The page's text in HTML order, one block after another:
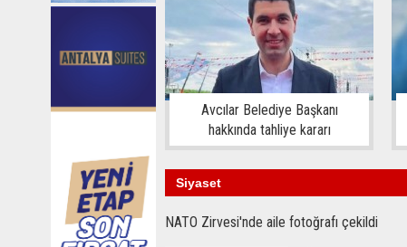
Avcılar Belediye Başkanı
hakkında tahliye kararı
Siyaset
NATO Zirvesi'nde aile fotoğrafı çekildi